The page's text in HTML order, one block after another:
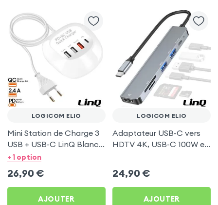
LOGICOM ELIO
Mini Station de Charge 3
USB + USB-C LinQ Blanc
pour Logicom Elio
+ 1 option
26,90 €
AJOUTER
LOGICOM ELIO
Adaptateur USB-C vers
HDTV 4K, USB-C 100W et
24,90 €
AJOUTER